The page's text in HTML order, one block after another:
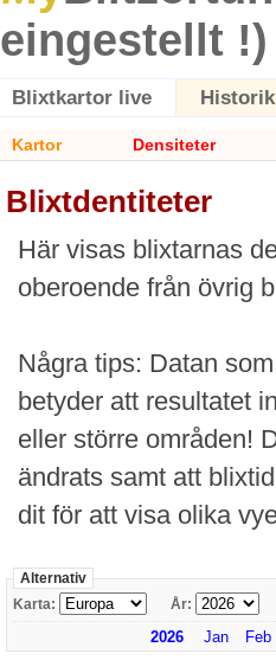
eingestellt !)
Blixtkartor live Historik
Kartor Densiteter
Blixtdentiteter
Här visas blixtarnas
oberoende från övrig
Några tips: Datan
betyder att resultatet
eller större områden!
ändrats samt att
dit för att visa olika
Alternativ
Karta:
År:
2026 Jan Feb